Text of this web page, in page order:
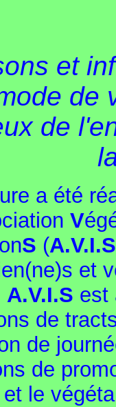
et
de
de
a été
V
S (A.V.I.S
et
A.V.I.S est
de
de
de
le